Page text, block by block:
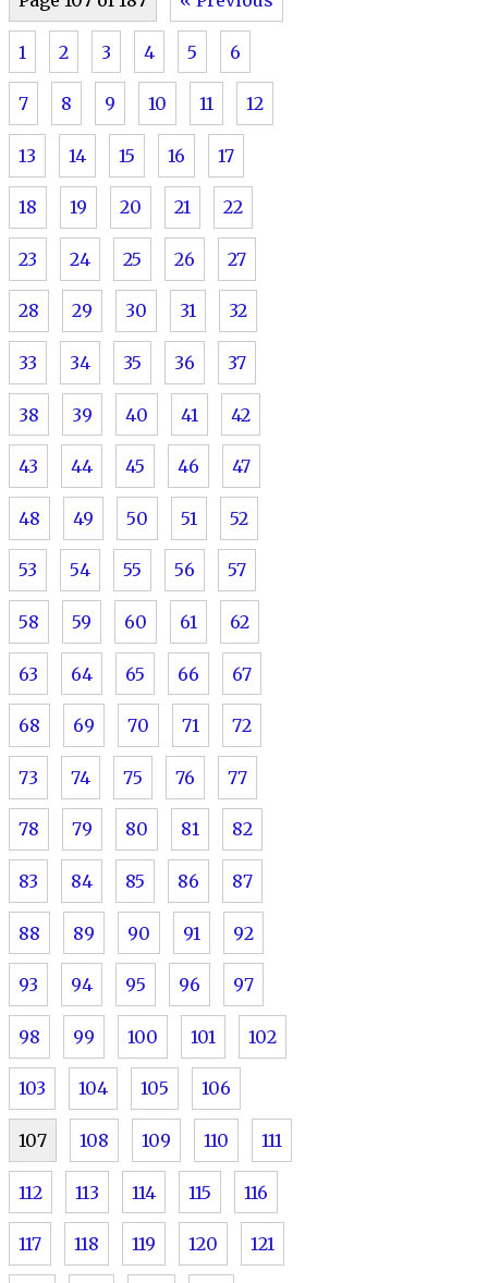
1 2 3 4 5 6
7 8 9 10 11 12
13 14 15 16 17
18 19 20 21 22
23 24 25 26 27
28 29 30 31 32
33 34 35 36 37
38 39 40 41 42
43 44 45 46 47
48 49 50 51 52
53 54 55 56 57
58 59 60 61 62
63 64 65 66 67
68 69 70 71 72
73 74 75 76 77
78 79 80 81 82
83 84 85 86 87
88 89 90 91 92
93 94 95 96 97
98 99 100 101 102
103 104 105 106
107 108 109 110 111
112 113 114 115 116
117 118 119 120 121